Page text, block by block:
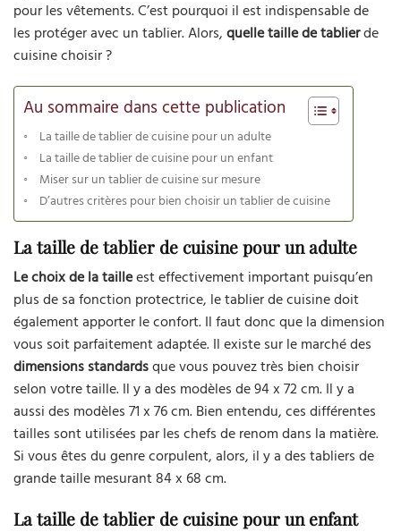
pour les vêtements. C’est pourquoi il est indispensable de
les protéger avec un tablier. Alors, quelle taille de tablierde
cuisine choisir ?
Au sommaire dans cette publication
La taille de tablier de cuisine pour un adulte
La taille de tablier de cuisine pour un enfant
Miser sur un tablier de cuisine sur mesure
D’autres critères pour bien choisir un tablier de cuisine
La taille de tablier de cuisine pour un adulte
Le choix de la tailleest effectivement important puisqu’en
plus de sa fonction protectrice, le tablier de cuisine doit
également apporter le confort. Il faut donc que la dimension
vous soit parfaitement adaptée. Il existe sur le marché des
dimensions standardsque vous pouvez très bien choisir
selon votre taille. Il y a des modèles de 94 x 72 cm. Il y a
aussi des modèles 71 x 76 cm. Bien entendu, ces différentes
tailles sont utilisées par les chefs de renom dans la matière.
Si vous êtes du genre corpulent, alors, il y a des tabliers de
grande taille mesurant 84 x 68 cm.
La taille de tablier de cuisine pour un enfant